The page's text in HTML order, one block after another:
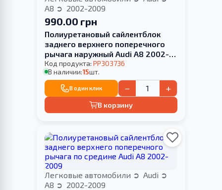
A8
2002-2009
990.00 грн
Полиуретановый сайлентблок
заднего верхнего поперечного
рычага наружный Audi A8 2002-
2009
Код продукта: PP303736
В наличии:15шт.
В один клик − +
В корзину
Легковые автомобили
Audi
A8
2002-2009